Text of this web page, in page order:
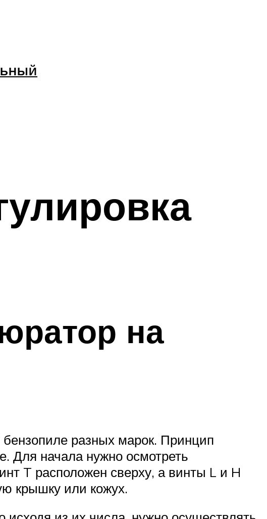
на
бензопиле разных марок. Принцип
Для начала нужно осмотреть
T расположен сверху, а винты L и H
крышку или кожух.